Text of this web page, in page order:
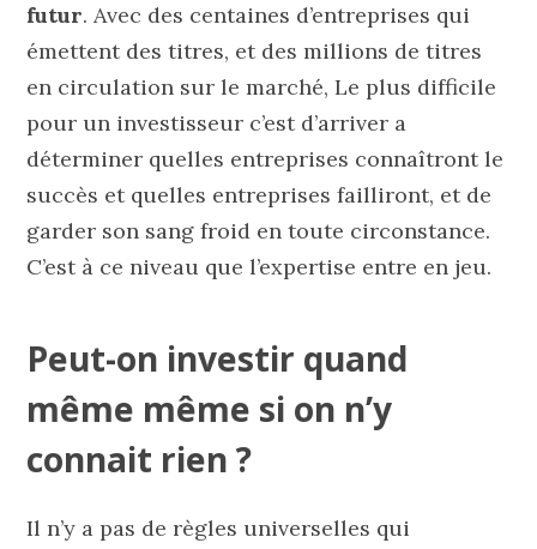
futur. Avec des centaines d’entreprises qui
émettent des titres, et des millions de titres
en circulation sur le marché, Le plus difficile
pour un investisseur c’est d’arriver a
déterminer quelles entreprises connaîtront le
succès et quelles entreprises failliront, et de
garder son sang froid en toute circonstance.
C’est à ce niveau que l’expertise entre en jeu.
Peut-on investir quand
même même si on n’y
connait rien ?
Il n’y a pas de règles universelles qui